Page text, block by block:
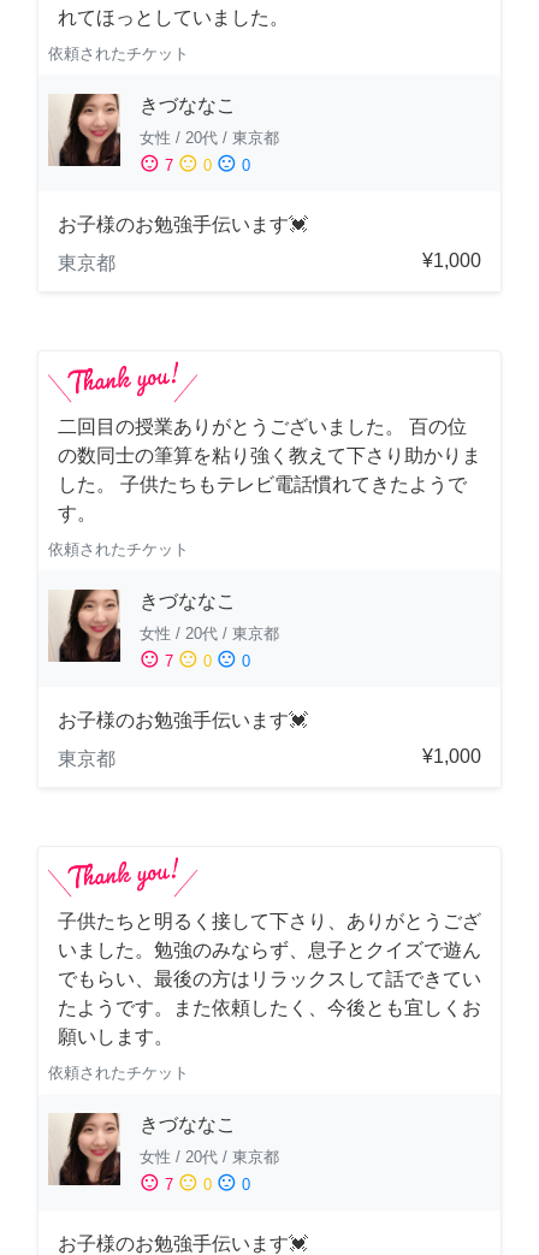
れてほっとしていました。
依頼されたチケット
きづななこ
女性 / 20代 / 東京都
sentiment_satisfied 7 sentiment_neutral 0 sentiment_dissatisfied 0
お子様のお勉強手伝います💓
東京都
¥1,000
二回目の授業ありがとうございました。 百の位
の数同士の筆算を粘り強く教えて下さり助かりま
した。 子供たちもテレビ電話慣れてきたようで
す。
依頼されたチケット
きづななこ
女性 / 20代 / 東京都
sentiment_satisfied 7 sentiment_neutral 0 sentiment_dissatisfied 0
お子様のお勉強手伝います💓
東京都
¥1,000
子供たちと明るく接して下さり、ありがとうござ
いました。勉強のみならず、息子とクイズで遊ん
でもらい、最後の方はリラックスして話できてい
たようです。また依頼したく、今後とも宜しくお
願いします。
依頼されたチケット
きづななこ
女性 / 20代 / 東京都
sentiment_satisfied 7 sentiment_neutral 0 sentiment_dissatisfied 0
お子様のお勉強手伝います💓